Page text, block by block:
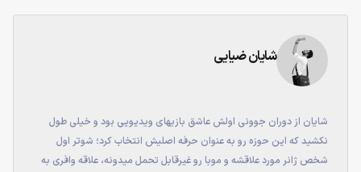
شایان ضیایی
شایان از دوران جوونی اولش عاشق بازی‎های ویدیویی بود و خیلی طول
نکشید که این حوزه رو به عنوان حرفه اصلیش انتخاب کرد؛ شوتر اول
شخص ژانر مورد علاقشه و موبا رو غیرقابل تحمل می‎دونه، علاقه وافری به